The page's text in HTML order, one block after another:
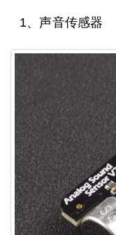
1、声音传感器